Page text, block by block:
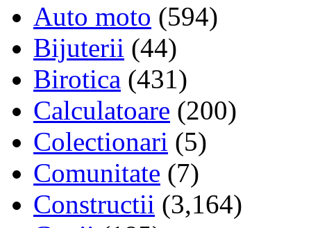
Auto moto (594)
Bijuterii (44)
Birotica (431)
Calculatoare (200)
Colectionari (5)
Comunitate (7)
Constructii (3,164)